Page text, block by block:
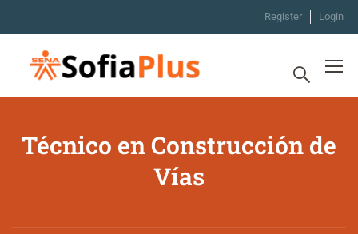
Register Login
Técnico en Construcción de
Vías